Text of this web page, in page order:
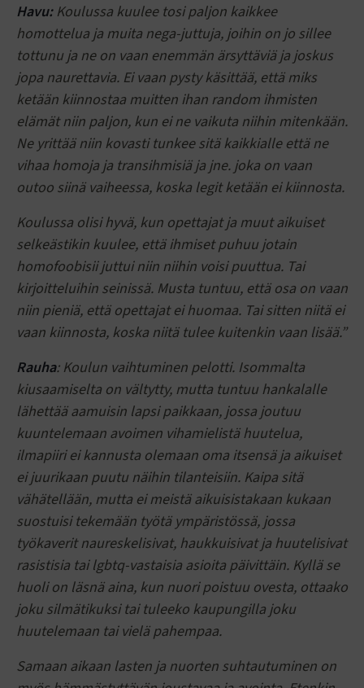
Havu:Koulussa kuulee tosi paljon kaikkee
homottelua ja muita nega-juttuja, joihin on jo sillee
tottunu ja ne on vaan enemmän ärsyttäviä ja joskus
jopa naurettavia. Ei vaan pysty käsittää, että miks
ketään kiinnostaa muitten ihan random ihmisten
elämät niin paljon, kun ei ne vaikuta niihin mitenkään.
Ne yrittää niin kovasti tunkee sitä kaikkialle että ne
vihaa homoja ja transihmisiä ja jne. joka on vaan
outoo siinä vaiheessa, koska legit ketään ei kiinnosta.
Koulussa olisi hyvä, kun opettajat ja muut aikuiset
selkeästikin kuulee, että ihmiset puhuu jotain
homofoobisii juttui niin niihin voisi puuttua. Tai
kirjoitteluihin seinissä. Musta tuntuu, että osa on vaan
niin pieniä, että opettajat ei huomaa. Tai sitten niitä ei
vaan kiinnosta, koska niitä tulee kuitenkin vaan lisää.”
Rauha: Koulun vaihtuminen pelotti. Isommalta
kiusaamiselta on vältytty, mutta tuntuu hankalalle
lähettää aamuisin lapsi paikkaan, jossa joutuu
kuuntelemaan avoimen vihamielistä huutelua,
ilmapiiri ei kannusta olemaan oma itsensä ja aikuiset
ei juurikaan puutu näihin tilanteisiin. Kaipa sitä
vähätellään, mutta ei meistä aikuisistakaan kukaan
suostuisi tekemään työtä ympäristössä, jossa
työkaverit naureskelisivat, haukkuisivat ja huutelisivat
rasistisia tai lgbtq-vastaisia asioita päivittäin. Kyllä se
huoli on läsnä aina, kun nuori poistuu ovesta, ottaako
joku silmätikuksi tai tuleeko kaupungilla joku
huutelemaan tai vielä pahempaa.
Samaan aikaan lasten ja nuorten suhtautuminen on